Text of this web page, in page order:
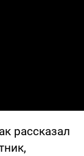
рассказал